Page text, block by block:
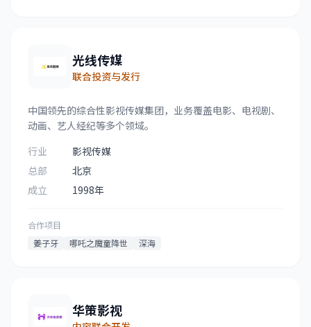
光线传媒
联合投资与发行
中国领先的综合性影视传媒集团，业务覆盖电影、电视剧、
动画、艺人经纪等多个领域。
行业
影视传媒
总部
北京
成立
1998年
合作项目
姜子牙
哪吒之魔童降世 深海
华策影视